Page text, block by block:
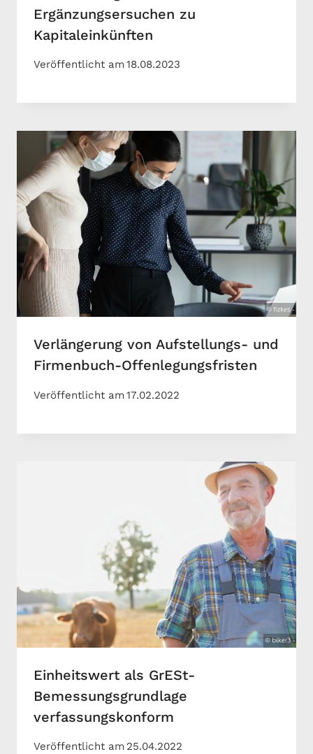
Ergänzungsersuchen zu
Kapitaleinkünften
Veröffentlicht am18.08.2023
Verlängerung von Aufstellungs- und
Firmenbuch-Offenlegungsfristen
Veröffentlicht am17.02.2022
Einheitswert als GrESt-
Bemessungsgrundlage
verfassungskonform
Veröffentlicht am 25.04.2022